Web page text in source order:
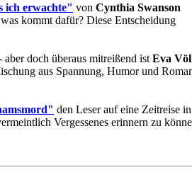
ich erwachte" von Cynthia Swanson
kommt dafür? Diese Entscheidung
doch überaus mitreißend ist Eva
aus Spannung, Humor und
den Leser auf eine Zeitreise
Vergessenes erinnern zu